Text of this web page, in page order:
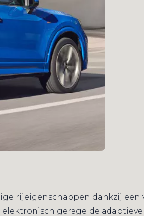
rijeigenschappen dankzij
geregelde